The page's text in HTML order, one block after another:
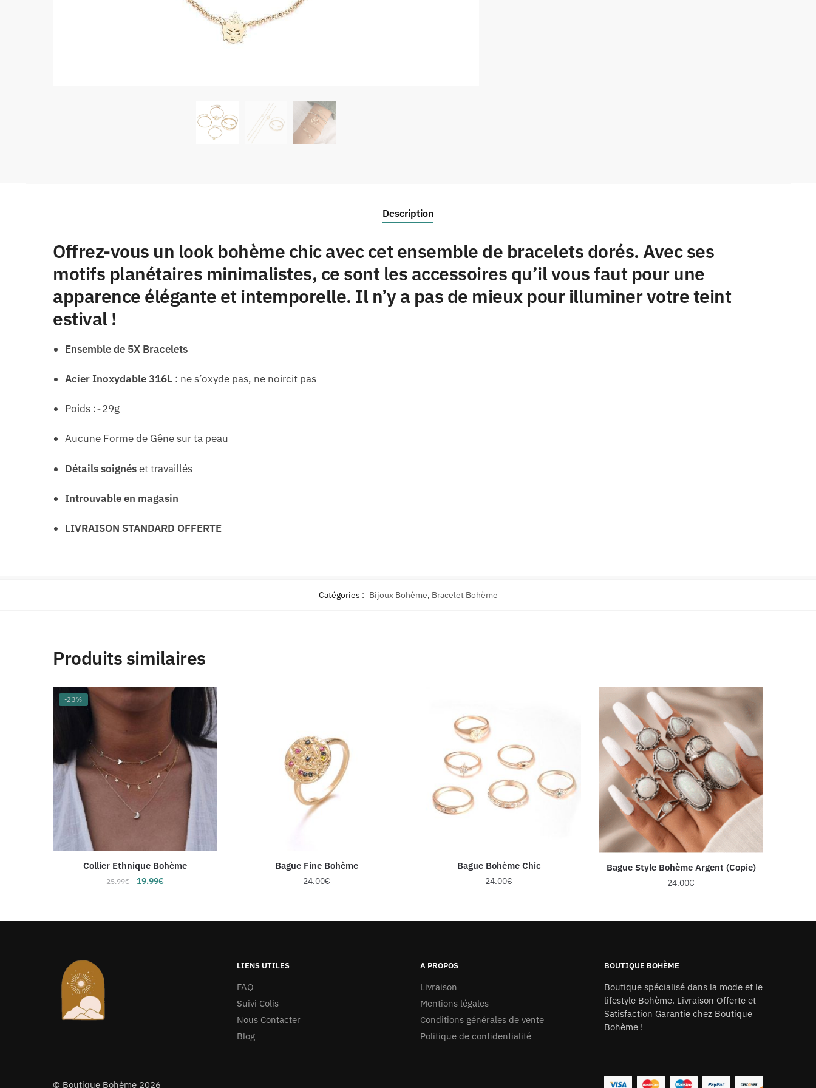
Description
Offrez-vous un look bohème chic avec cet ensemble de bracelets dorés. Avec ses
motifs planétaires minimalistes, ce sont les accessoires qu’il vous faut pour une
apparence élégante et intemporelle. Il n’y a pas de mieux pour illuminer votre teint
estival !
Ensemble de 5X Bracelets
Acier Inoxydable 316L : ne s’oxyde pas, ne noircit pas
Poids :~29g
Aucune Forme de Gêne sur ta peau
Détails soignéset travaillés
Introuvable en magasin
LIVRAISON STANDARD OFFERTE
Catégories : Bijoux Bohème, Bracelet Bohème
Produits similaires
-23%
Collier Ethnique Bohème
25.99€
Le
était :
19.99€Le
est :
Bague Fine Bohème
24.00€
Bague Bohème Chic
24.00€
Bague Style Bohème Argent (Copie)
24.00€
LIENS UTILES
FAQ
Suivi Colis
Nous Contacter
Blog
A PROPOS
Livraison
Mentions légales
Conditions générales de vente
Politique de confidentialité
BOUTIQUE BOHÈME
Boutique spécialisé dans la mode et le
lifestyle Bohème. Livraison Offerte et
Satisfaction Garantie chez Boutique
Bohème!
© Boutique Bohème 2026